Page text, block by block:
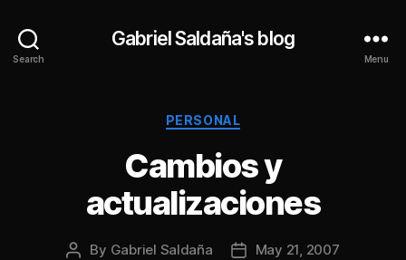
Search
Gabriel Saldaña's blog
Menu
Categories
PERSONAL
Cambios y
actualizaciones
Post
By Gabriel Saldaña
PostMay 21, 2007